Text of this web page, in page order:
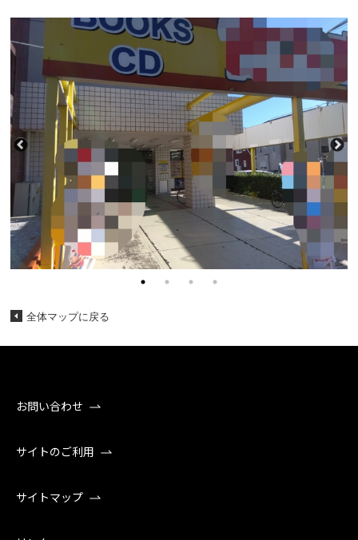
全体マップに戻る
お問い合わせ
サイトのご利用
サイトマップ